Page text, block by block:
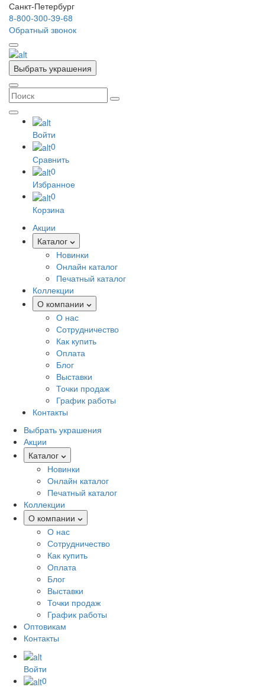
Санкт-Петербург
8-800-300-39-68
Обратный звонок
Выбрать украшения
Войти
0
Сравнить
0
Избранное
0
Корзина
Акции
Каталог
Новинки
Онлайн каталог
Печатный каталог
Коллекции
О компании
О нас
Сотрудничество
Как купить
Оплата
Блог
Выставки
Точки продаж
График работы
Контакты
Выбрать украшения
Акции
Каталог
Новинки
Онлайн каталог
Печатный каталог
Коллекции
О компании
О нас
Сотрудничество
Как купить
Оплата
Блог
Выставки
Точки продаж
График работы
Оптовикам
Контакты
Войти
0